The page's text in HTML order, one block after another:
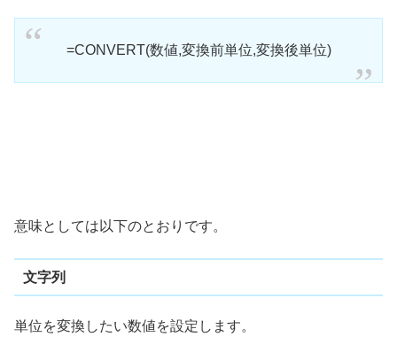
=CONVERT(数値,変換前単位,変換後単位)
意味としては以下のとおりです。
文字列
単位を変換したい数値を設定します。